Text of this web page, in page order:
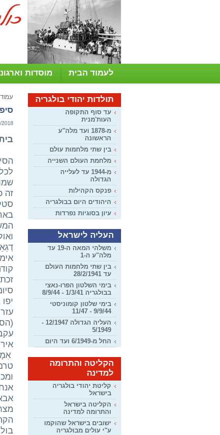
לעמוד הבית מוסדות
תולדות יהודי בולגריה
עד סוף התקופה
העות'מנית
מ-1878 ועד מלה"ע
הראשונה
בין שתי מלחמות עולם
מלחמת העולם השנייה
מ-1944 עד לעלייה
הגדולה
פנקס הקהילות
היהודים היום בבולגריה
עיון בסוגיות נפרדות
העליה לישראל
משלהי המאה ה-19 עד
מלה"ע ה-1
בין שתי מלחמות העולם
עד 28/2/1941
בימי השלטון הפרו-נאצי
בבולגריה 1/3/41 - 8/9/44
בימי שלטון קומוניסטי
9/9/44 - 11/47
העליה הגדולה 12/1947 -
5/1949
החל מ-6/1949 ועד היום
הקליטה והתרומה
למדינה
קליטת יהודי בולגריה
בישראל
הקליטה בישראל
והתרומה למדינה
ישובים בישראל שהוקמו
ע"י עולים מבולגריה
2018
זה